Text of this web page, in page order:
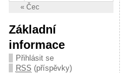
« Čec
Základní
informace
Přihlásit se
RSS (příspěvky)